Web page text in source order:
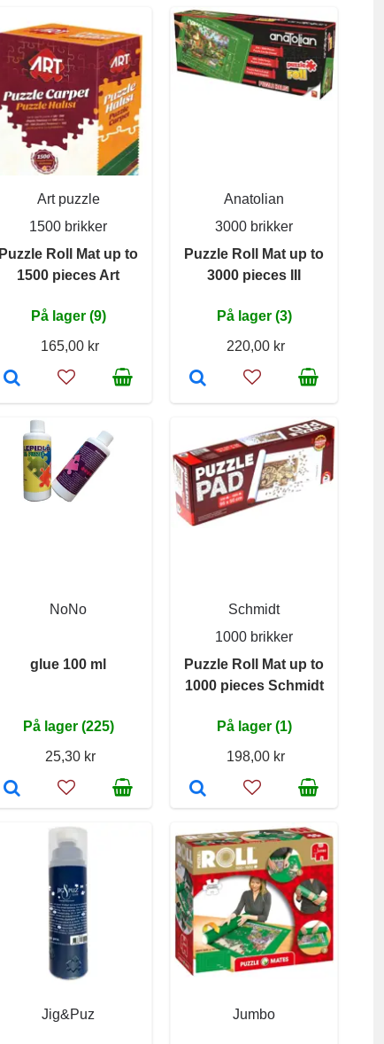
Art puzzle
1500 brikker
Puzzle Roll Mat up to
1500 pieces Art
På lager (9)
165,00 kr
Anatolian
3000 brikker
Puzzle Roll Mat up to
3000 pieces III
På lager (3)
220,00 kr
NoNo
glue 100 ml
På lager (225)
25,30 kr
Schmidt
1000 brikker
Puzzle Roll Mat up to
1000 pieces Schmidt
På lager (1)
198,00 kr
Jig&Puz Jumbo